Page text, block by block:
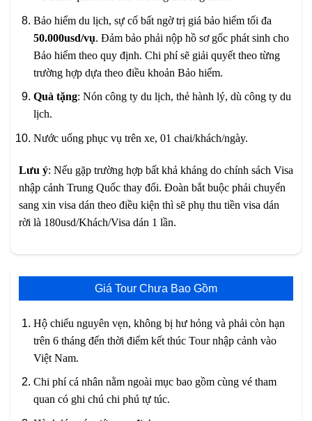
Bảo hiểm du lịch, sự cố bất ngờ trị giá bảo hiểm tối đa
50.000usd/vụ. Đảm bảo phải nộp hồ sơ gốc phát sinh cho
Bảo hiểm theo quy định. Chi phí sẽ giải quyết theo từng
trường hợp dựa theo điều khoản Bảo hiểm.
Quà tặng: Nón công ty du lịch, thẻ hành lý, dù công ty du
lịch.
Nước uống phục vụ trên xe, 01 chai/khách/ngày.
Lưu ý: Nếu gặp trường hợp bất khả kháng do chính sách Visa
nhập cảnh Trung Quốc thay đổi. Đoàn bắt buộc phải chuyển
sang xin visa dán theo điều kiện thì sẽ phụ thu tiền visa dán
rời là 180usd/Khách/Visa dán 1 lần.
Giá Tour Chưa Bao Gồm
Hộ chiếu nguyên vẹn, không bị hư hỏng và phải còn hạn
trên 6 tháng đến thời điểm kết thúc Tour nhập cảnh vào
Việt Nam.
Chi phí cá nhân nằm ngoài mục bao gồm cùng vé tham
quan có ghi chú chi phú tự túc.